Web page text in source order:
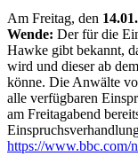
Am Freitag, den
Wende: Der für die
Hawke gibt bekannt,
wird und dieser ab
könne. Die Anwälte
alle verfügbaren
am Freitagabend
https://www.bbc.com/